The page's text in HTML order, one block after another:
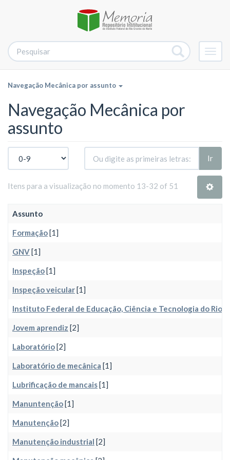
Navegação Mecânica por assunto
Navegação Mecânica por
assunto
Ir
Itens para a visualização no momento 13-32 of 51
Assunto
Formação[1]
GNV[1]
Inspeção[1]
Inspeção veicular[1]
Instituto Federal de Educação, Ciência e Tecnologia do Rio
Jovem aprendiz [2]
Laboratório[2]
Laboratório de mecânica [1]
Lubrificação de mancais[1]
Manuntenção[1]
Manutenção[2]
Manutenção industrial [2]